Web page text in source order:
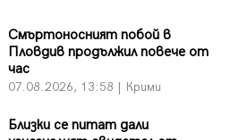
Смъртоносният побой в
Пловдив продължил повече от
час
07.08.2026, 13:58 | Крими
Близки се питат дали